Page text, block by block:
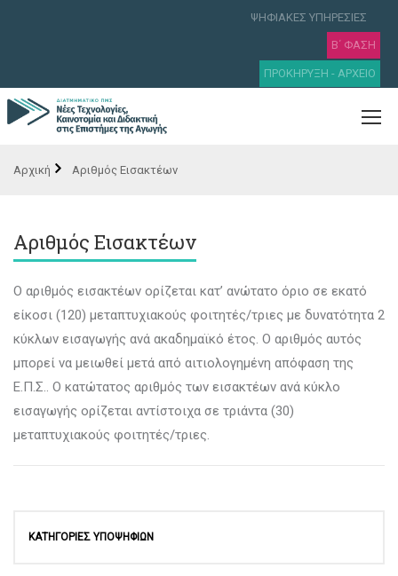
ΨΗΦΙΑΚΕΣ ΥΠΗΡΕΣΙΕΣ
Β΄ ΦΑΣΗ
ΠΡΟΚΗΡΥΞΗ - ΑΡΧΕΙΟ
Αριθμός Εισακτέων
Αριθμός Εισακτέων
Ο αριθμός εισακτέων ορίζεται κατ’ ανώτατο όριο σε εκατό
είκοσι (120) μεταπτυχιακούς φοιτητές/τριες με δυνατότητα 2
κύκλων εισαγωγής ανά ακαδημαϊκό έτος. Ο αριθμός αυτός
μπορεί να μειωθεί μετά από αιτιολογημένη απόφαση της
Ε.Π.Σ.. Ο κατώτατος αριθμός των εισακτέων ανά κύκλο
εισαγωγής ορίζεται αντίστοιχα σε τριάντα (30)
μεταπτυχιακούς φοιτητές/τριες.
ΚΑΤΗΓΟΡΙΕΣ ΥΠΟΨΗΦΙΩΝ